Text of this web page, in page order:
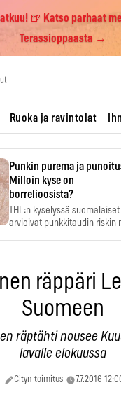
🍺 Katso parhaat
Terassioppaasta →
Ruoka ja ravintolat
Punkin purema ja
Milloin kyse on
borrelioosista?
THL:n kyselyssä suomalaiset
arvioivat punkkitaudin riskin
räppäri
Suomeen
räptähti nousee
lavalle elokuussa
Cityn toimitus 7.7.2016